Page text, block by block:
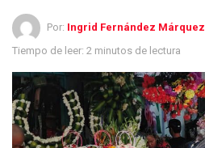
Por: Ingrid Fernández Márquez
Tiempo de leer: 2 minutos de lectura